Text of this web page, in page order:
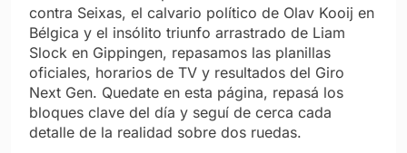
contra Seixas, el calvario político de Olav Kooij en
Bélgica y el insólito triunfo arrastrado de Liam
Slock en Gippingen, repasamos las planillas
oficiales, horarios de TV y resultados del Giro
Next Gen. Quedate en esta página, repasá los
bloques clave del día y seguí de cerca cada
detalle de la realidad sobre dos ruedas.